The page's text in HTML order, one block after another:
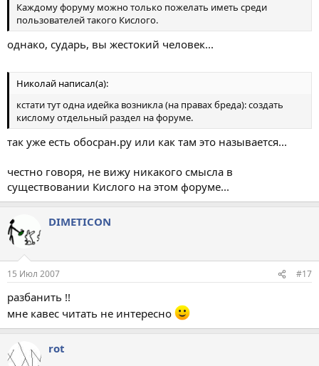
Каждому форуму можно только пожелать иметь среди
пользователей такого Кислого.
однако, сударь, вы жестокий человек...
Николай написал(а):
кстати тут одна идейка возникла (на правах бреда): создать
кислому отдельный раздел на форуме.
так уже есть обосран.ру или как там это называется...
честно говоря, не вижу никакого смысла в
существовании Кислого на этом форуме...
DIMETICON
15 Июл 2007 #17
разбанить !!
мне кавес читать не интересно
rot